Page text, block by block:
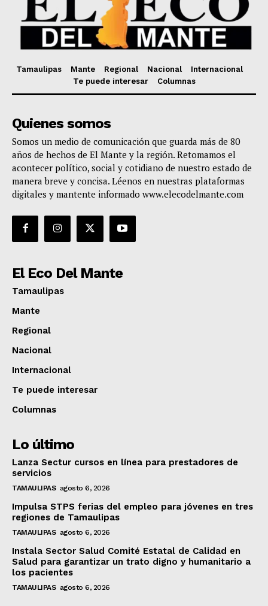
Tamaulipas Mante Regional Nacional
Internacional
Te puede interesar
Columnas
Quienes somos
Somos un medio de comunicación que guarda más de 80
años de hechos de El Mante y la región. Retomamos el
acontecer político, social y cotidiano de nuestro estado de
manera breve y concisa. Léenos en nuestras plataformas
digitales y mantente informado www.elecodelmante.com
El Eco Del Mante
Tamaulipas
Mante
Regional
Nacional
Internacional
Te puede interesar
Columnas
Lo último
Lanza Sectur cursos en línea para prestadores de
servicios
TAMAULIPAS agosto 6, 2026
Impulsa STPS ferias del empleo para jóvenes en tres
regiones de Tamaulipas
TAMAULIPAS agosto 6, 2026
Instala Sector Salud Comité Estatal de Calidad en
Salud para garantizar un trato digno y humanitario a
los pacientes
TAMAULIPAS agosto 6, 2026